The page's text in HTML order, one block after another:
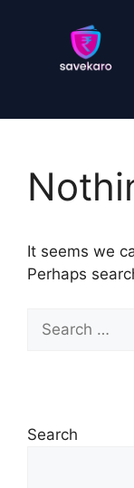
It seems we
Perhaps
Search
for:
Search